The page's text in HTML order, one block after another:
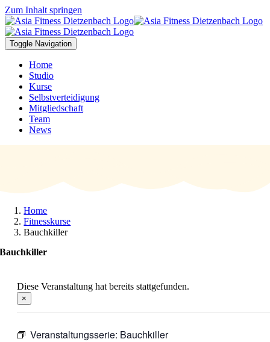
Zum Inhalt springen
Toggle Navigation
Home
Studio
Kurse
Selbstverteidigung
Mitgliedschaft
Team
News
Home
Fitnesskurse
Bauchkiller
Bauchkiller
Diese Veranstaltung hat bereits stattgefunden.
×
Veranstaltungsserie: Bauchkiller